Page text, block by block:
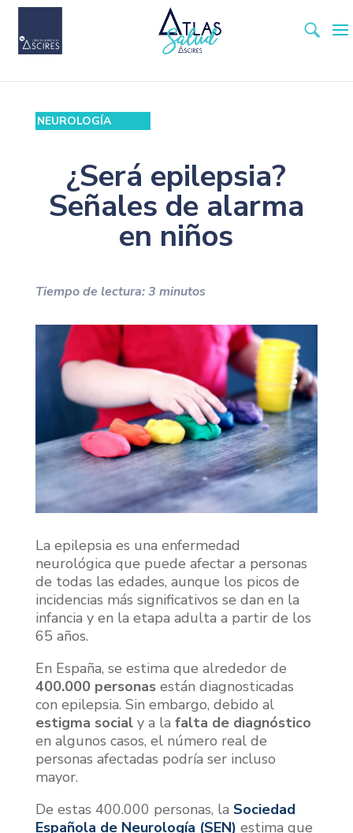
NEUROLOGÍA
¿Será epilepsia?
Señales de alarma
en niños
Tiempo de lectura:3 minutos
La epilepsia es una enfermedad
neurológica que puede afectar a personas
de todas las edades, aunque los picos de
incidencias más significativos se dan en la
infancia y en la etapa adulta a partir de los
65 años.
En España, se estima que alrededor de
400.000 personasestán diagnosticadas
con epilepsia. Sin embargo, debido al
estigma socialy a la falta de diagnóstico
en algunos casos, el número real de
personas afectadas podría ser incluso
mayor.
De estas 400.000 personas, la Sociedad
Española de Neurología (SEN) estima que